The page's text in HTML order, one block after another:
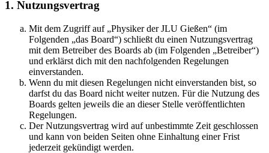
1. Nutzungsvertrag
Mit dem Zugriff auf „Physiker der JLU Gießen“ (im
Folgenden „das Board“) schließt du einen Nutzungsvertrag
mit dem Betreiber des Boards ab (im Folgenden „Betreiber“)
und erklärst dich mit den nachfolgenden Regelungen
einverstanden.
Wenn du mit diesen Regelungen nicht einverstanden bist, so
darfst du das Board nicht weiter nutzen. Für die Nutzung des
Boards gelten jeweils die an dieser Stelle veröffentlichten
Regelungen.
Der Nutzungsvertrag wird auf unbestimmte Zeit geschlossen
und kann von beiden Seiten ohne Einhaltung einer Frist
jederzeit gekündigt werden.